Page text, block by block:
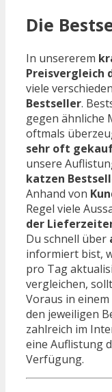
Die
In unsererem
Preisvergleich
viele
Bestseller.
gegen ähnliche
oftmals
sehr oft
unsere
katzen
Anhand von
Regel viele
der
Du schnell über
informiert bist,
pro Tag
vergleichen,
Voraus in
den jeweiligen
zahlreich im
eine Auflistung
Verfügung.